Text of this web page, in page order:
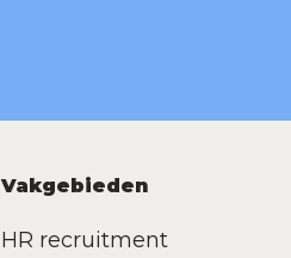
Vakgebieden
HR recruitment